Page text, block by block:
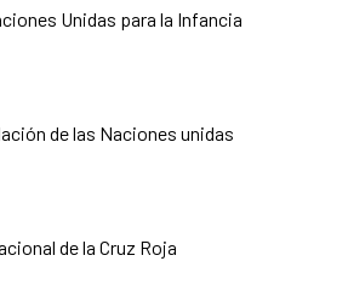
Unidas para la Infancia
de las Naciones unidas
de la Cruz Roja